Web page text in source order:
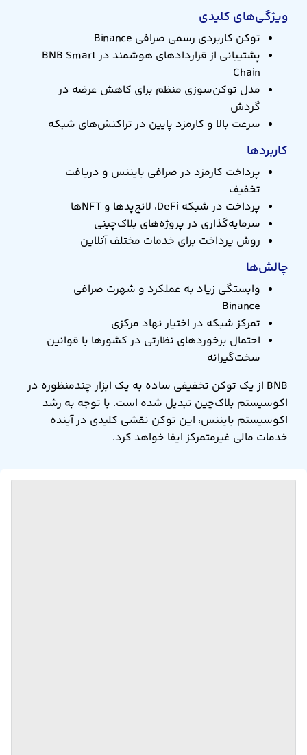
ویژگی‌های کلیدی
توکن کاربردی رسمی صرافی Binance
پشتیبانی از قراردادهای هوشمند در BNB Smart
Chain
مدل توکن‌سوزی منظم برای کاهش عرضه در
گردش
سرعت بالا و کارمزد پایین در تراکنش‌های شبکه
کاربردها
پرداخت کارمزد در صرافی بایننس و دریافت
تخفیف
پرداخت در شبکه DeFi، لانچ‌پدها و NFTها
سرمایه‌گذاری در پروژه‌های بلاک‌چینی
روش پرداخت برای خدمات مختلف آنلاین
چالش‌ها
وابستگی زیاد به عملکرد و شهرت صرافی
Binance
تمرکز شبکه در اختیار نهاد مرکزی
احتمال برخوردهای نظارتی در کشورها با قوانین
سخت‌گیرانه
BNB از یک توکن تخفیفی ساده به یک ابزار چندمنظوره در
اکوسیستم بلاک‌چین تبدیل شده است. با توجه به رشد
اکوسیستم بایننس، این توکن نقشی کلیدی در آینده
خدمات مالی غیرمتمرکز ایفا خواهد کرد.